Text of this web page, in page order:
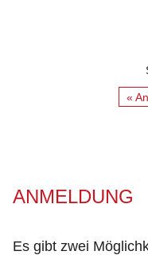
«
ANMELDUNG
Es gibt zwei